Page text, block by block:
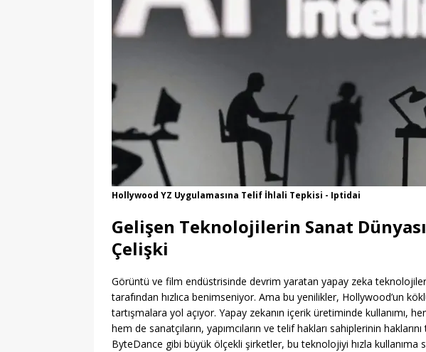
Hollywood YZ Uygulamasına Telif İhlali Tepkisi - Iptidai
Gelişen Teknolojilerin Sanat
Çelişki
Görüntü ve film endüstrisinde devrim yaratan yapay zeka
tarafından hızlıca benimseniyor. Ama bu yenilikler, Hollywood’un
tartışmalara yol açıyor. Yapay zekanın içerik üretiminde kullanımı,
hem de sanatçıların, yapımcıların ve telif hakları sahiplerinin
ByteDance gibi büyük ölçekli şirketler, bu teknolojiyi hızla kullanıma